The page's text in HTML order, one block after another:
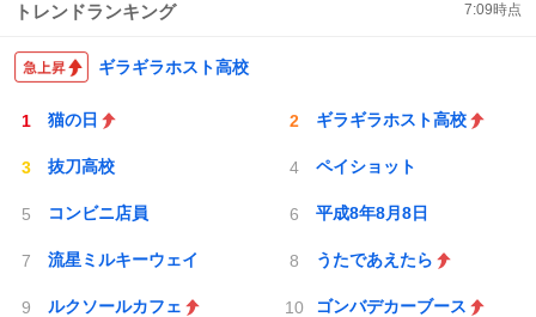
トレンドランキング 7:09時点
ギラギラホスト高校
猫の日 ギラギラホスト高校
抜刀高校 ペイショット
コンビニ店員 平成8年8月8日
流星ミルキーウェイ うたであえたら
ルクソールカフェ ゴンバデカーブース